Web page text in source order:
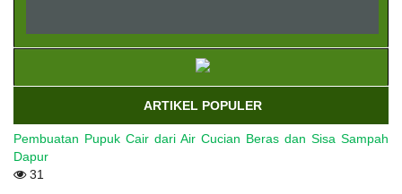
ARTIKEL POPULER
Pembuatan Pupuk Cair dari Air Cucian Beras dan Sisa Sampah
Dapur
31